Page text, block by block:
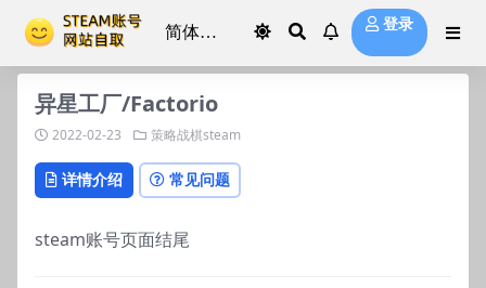
登录
异星工厂/Factorio
2022-02-23 策略战棋steam
详情介绍 常见问题
steam账号页面结尾